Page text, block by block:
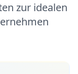
zur idealen